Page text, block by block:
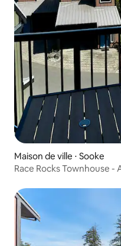
Maison de ville ⋅ Sooke
Race Rocks Townhouse -